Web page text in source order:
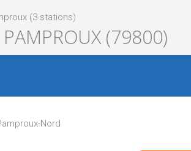
(3 stations)
(79800)
Nord